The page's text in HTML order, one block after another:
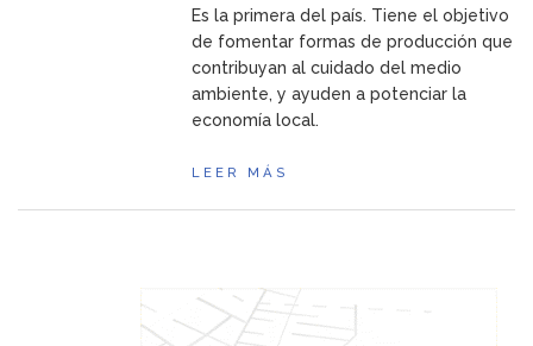
Es la primera del país. Tiene el objetivo
de fomentar formas de producción que
contribuyan al cuidado del medio
ambiente, y ayuden a potenciar la
economía local.
LEER MÁS